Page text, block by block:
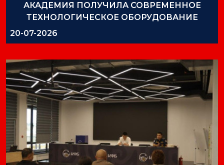
АКАДЕМИЯ ПОЛУЧИЛА СОВРЕМЕННОЕ
ТЕХНОЛОГИЧЕСКОЕ ОБОРУДОВАНИЕ
20-07-2026